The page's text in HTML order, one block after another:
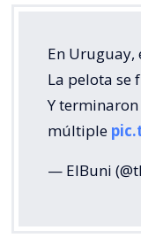
En
La pelota se
Y
múltiple
— ElBuni